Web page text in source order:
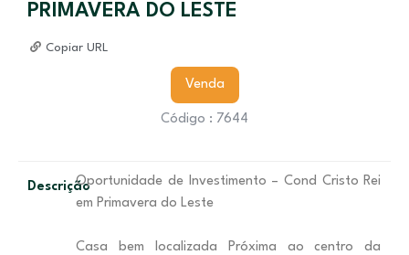
PRIMAVERA DO LESTE
Copiar URL
Venda
Código : 7644
DescriçãoOportunidade de Investimento – Cond Cristo Rei
em Primavera do Leste
Casa bem localizada Próxima ao centro da